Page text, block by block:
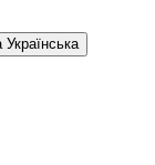
Українська